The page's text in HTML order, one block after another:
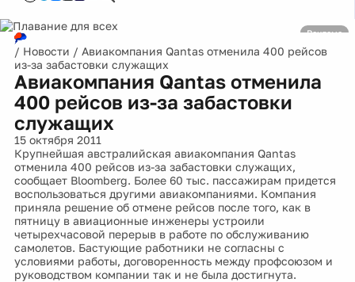
/ Новости / Авиакомпания Qantas отменила 400 рейсов
из-за забастовки служащих
Авиакомпания Qantas отменила
400 рейсов из-за забастовки
служащих
15 октября 2011
Крупнейшая австралийская авиакомпания Qantas
отменила 400 рейсов из-за забастовки служащих,
сообщает Bloomberg. Более 60 тыс. пассажирам придется
воспользоваться другими авиакомпаниями. Компания
приняла решение об отмене рейсов после того, как в
пятницу в авиационные инженеры устроили
четырехчасовой перерыв в работе по обслуживанию
самолетов. Бастующие работники не согласны с
условиями работы, договоренность между профсоюзом и
руководством компании так и не была достигнута.